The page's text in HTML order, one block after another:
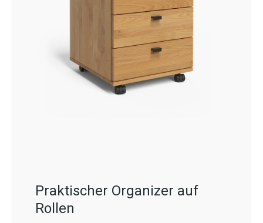
Praktischer Organizer auf
Rollen